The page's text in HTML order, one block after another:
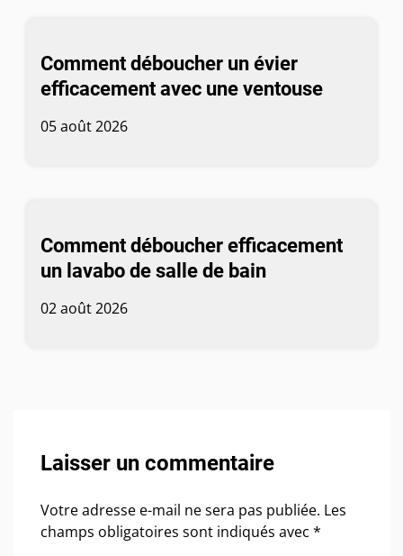
Comment déboucher un évier
efficacement avec une ventouse
05 août 2026
Comment déboucher efficacement
un lavabo de salle de bain
02 août 2026
Laisser un commentaire
Votre adresse e-mail ne sera pas publiée. Les
champs obligatoires sont indiqués avec *